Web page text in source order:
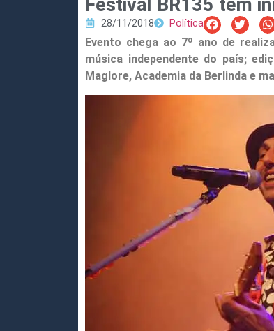
Festival BR135 tem
28/11/2018 Política
Evento chega ao 7º ano de
música independente do país;
Maglore, Academia da Berlinda e